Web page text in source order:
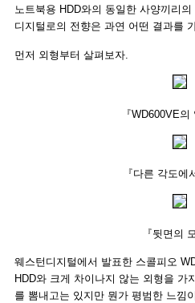
노트북용 HDD와의 동일한 사양끼리
디지털로의 전향은 과연 어떤 결과를
먼저 외형부터 살펴보자.
『WD600VE의
『다른 각도에
『뒷면의
웨스턴디지털에서 발표한 스콜피오
HDD와 크게 차이나지 않는 외형을 가
를 뽐내고는 있지만 뭔가 평범한 느낌